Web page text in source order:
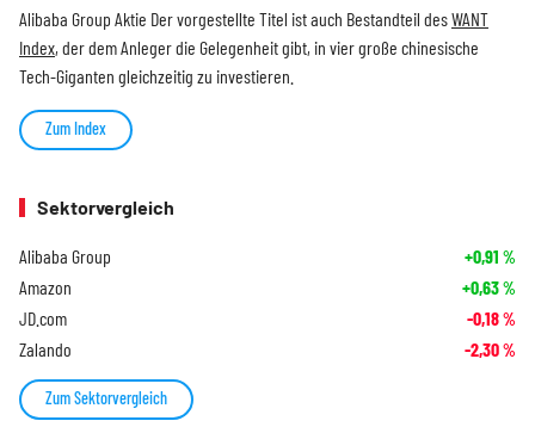
Alibaba Group Aktie Der vorgestellte Titel ist auch Bestandteil desWANT
Index, der dem Anleger die Gelegenheit gibt, in vier große chinesische
Tech-Giganten gleichzeitig zu investieren.
Zum Index
Sektorvergleich
Alibaba Group +0,91 %
Amazon +0,63%
JD.com -0,18%
Zalando -2,30%
Zum Sektorvergleich